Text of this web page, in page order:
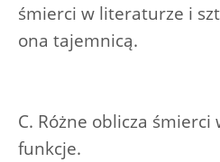
śmierci w literaturze i
ona tajemnicą.
C. Różne oblicza
funkcje.